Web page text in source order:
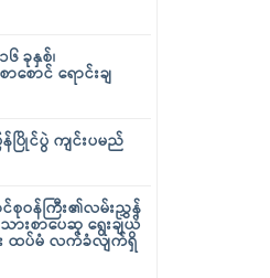
ခုနှစ်၊
င် ရောင်းချ
ပြိုင်ပွဲ ကျင်းပမည်
ာင်စုဝန်ကြီး၏လမ်းညွှန်
းစာပေဆု ရွေးချယ်
း ထပ်မံ လက်ခံလျက်ရှိ